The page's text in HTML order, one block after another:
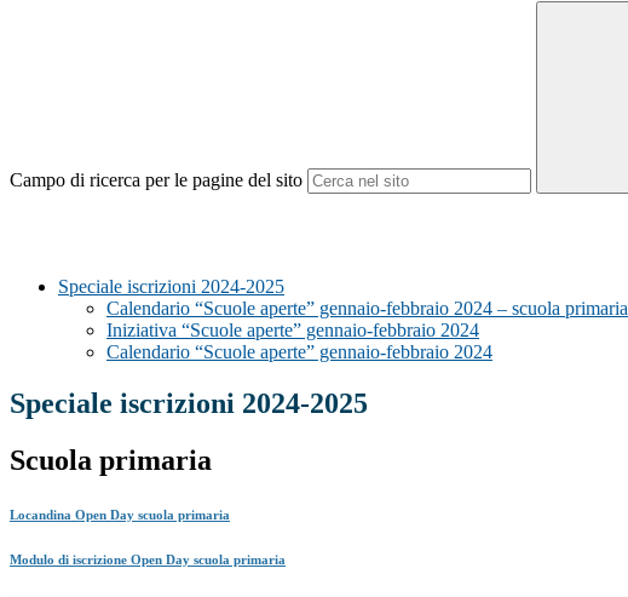
Campo di ricerca per le pagine del sito
Speciale iscrizioni 2024-2025
Calendario “Scuole aperte” gennaio-febbraio 2024 – scuola primaria
Iniziativa “Scuole aperte” gennaio-febbraio 2024
Calendario “Scuole aperte” gennaio-febbraio 2024
Speciale iscrizioni 2024-2025
Scuola primaria
Locandina Open Day scuola primaria
Modulo di iscrizione Open Day scuola primaria